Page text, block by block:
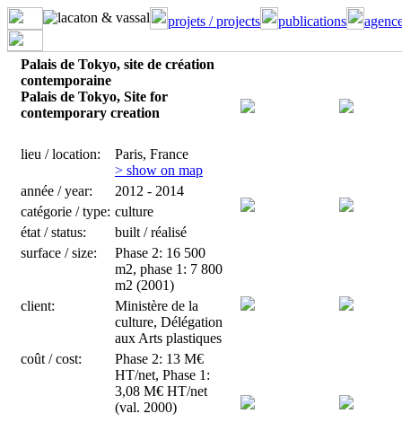
projets / projects publications
Palais de Tokyo, site de création
contemporaine
Palais de Tokyo, Site for
contemporary creation
lieu / location:
Paris, France
> show on map
année / year:
2012 - 2014
catégorie / type: culture
état / status:
built / réalisé
surface / size:
Phase 2: 16 500
m2, phase 1: 7 800
m2 (2001)
client:
Ministère de la
culture, Délégation
aux Arts plastiques
coût / cost:
Phase 2: 13 M€
HT/net, Phase 1:
3,08 M€ HT/net
(val. 2000)